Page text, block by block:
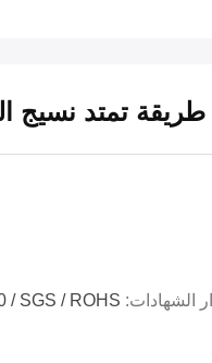
الشهادات: / SGS / ROHS